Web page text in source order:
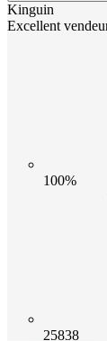
Kinguin
Excellent
100%
25838